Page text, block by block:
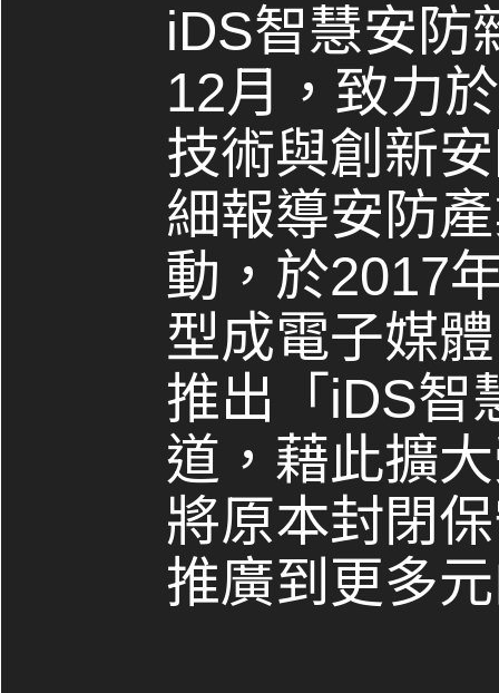
iDS智慧安防
12月，致力
技術與創新
細報導安防
動，於2017
型成電子媒
推出「iDS智
道，藉此擴
將原本封閉
推廣到更多